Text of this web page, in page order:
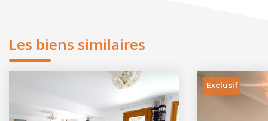
Les biens similaires
Exclusif